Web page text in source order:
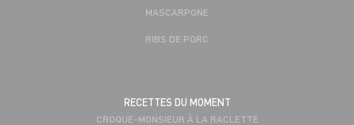
MASCARPONE
RIBS DE PORC
RECETTES DU MOMENT
CROQUE-MONSIEUR À LA RACLETTE